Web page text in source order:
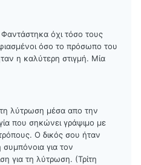
Φαντάστηκα όχι τόσο τους
όσο το πρόσωπο του
η καλύτερη στιγμή. Μία
λύτρωση μέσα απο την
που σηκώνει γράψιμο με
Ο δικός σου ήταν
για τον
για τη λύτρωση. (Τρίτη